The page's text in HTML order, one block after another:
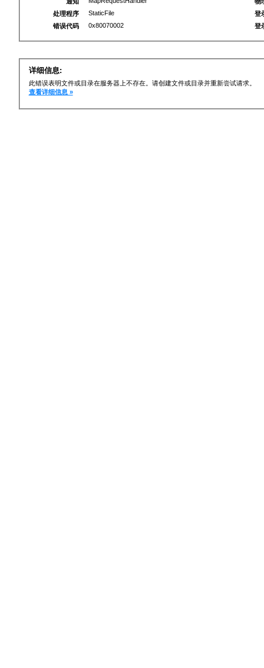
处理程序
StaticFile
错误代码
0x80070002
登
登
详细信息:
此错误表明文件或目录在服务器上不存在。请创建文件或目录并重新尝试请求。
查看详细信息 »